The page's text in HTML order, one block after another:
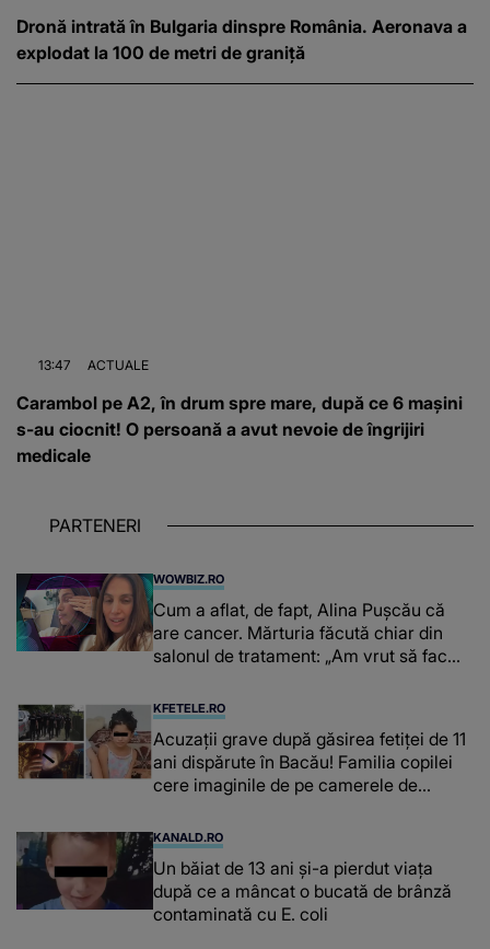
Dronă intrată în Bulgaria dinspre România. Aeronava a
explodat la 100 de metri de graniță
13:47 ACTUALE
Carambol pe A2, în drum spre mare, după ce 6 mașini
s-au ciocnit! O persoană a avut nevoie de îngrijiri
medicale
PARTENERI
WOWBIZ.RO
Cum a aflat, de fapt, Alina Pușcău că
are cancer. Mărturia făcută chiar din
salonul de tratament: „Am vrut să fac
înțepe sânul”
KFETELE.RO
Acuzații grave după găsirea fetiței de 11
ani dispărute în Bacău! Familia copilei
cere imaginile de pe camerele de
mea...”
KANALD.RO
Un băiat de 13 ani și-a pierdut viața
după ce a mâncat o bucată de brânză
contaminată cu E. coli